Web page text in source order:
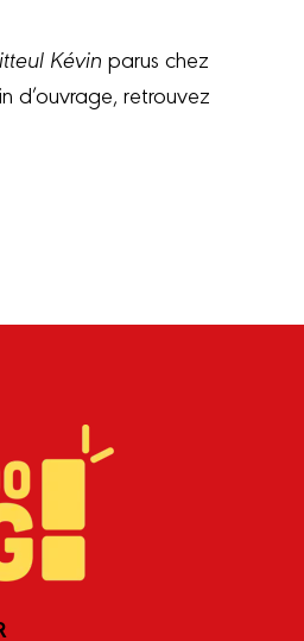
Kévin parus chez
d’ouvrage, retrouvez